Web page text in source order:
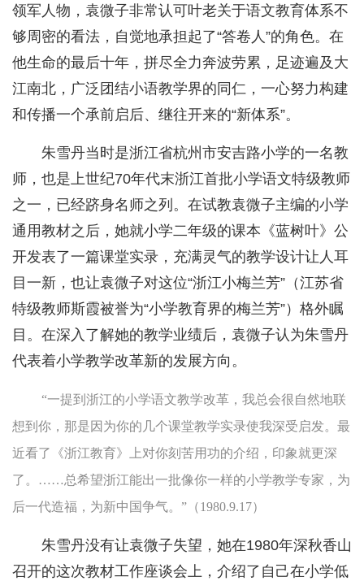
领军人物，袁微子非常认可叶老关于语文教育体系不
够周密的看法，自觉地承担起了“答卷人”的角色。在
他生命的最后十年，拼尽全力奔波劳累，足迹遍及大
江南北，广泛团结小语教学界的同仁，一心努力构建
和传播一个承前启后、继往开来的“新体系”。
朱雪丹当时是浙江省杭州市安吉路小学的一名教
师，也是上世纪70年代末浙江首批小学语文特级教师
之一，已经跻身名师之列。在试教袁微子主编的小学
通用教材之后，她就小学二年级的课本《蓝树叶》公
开发表了一篇课堂实录，充满灵气的教学设计让人耳
目一新，也让袁微子对这位“浙江小梅兰芳”（江苏省
特级教师斯霞被誉为“小学教育界的梅兰芳”）格外瞩
目。在深入了解她的教学业绩后，袁微子认为朱雪丹
代表着小学教学改革新的发展方向。
“一提到浙江的小学语文教学改革，我总会很自然地联
想到你，那是因为你的几个课堂教学实录使我深受启发。最
近看了《浙江教育》上对你刻苦用功的介绍，印象就更深
了。……总希望浙江能出一批像你一样的小学教学专家，为
后一代造福，为新中国争气。”（1980.9.17）
朱雪丹没有让袁微子失望，她在1980年深秋香山
召开的这次教材工作座谈会上，介绍了自己在小学低